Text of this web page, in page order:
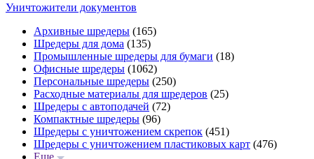
Уничтожители документов
Архивные шредеры (165)
Шредеры для дома (135)
Промышленные шредеры для бумаги (18)
Офисные шредеры (1062)
Персональные шредеры (250)
Расходные материалы для шредеров (25)
Шредеры с автоподачей (72)
Компактные шредеры (96)
Шредеры с уничтожением скрепок (451)
Шредеры с уничтожением пластиковых карт (476)
Еще